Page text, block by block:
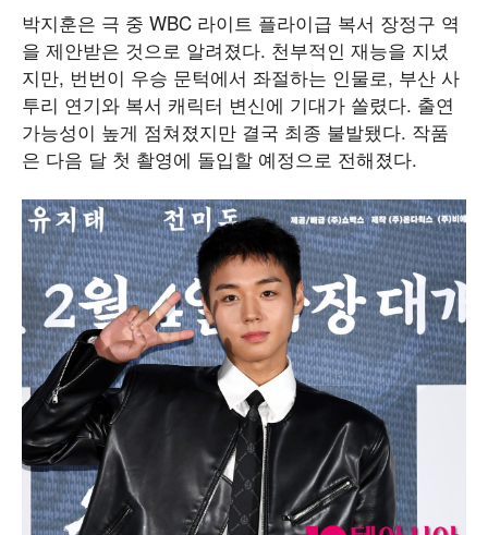
박지훈은 극 중 WBC 라이트 플라이급 복서 장정구 역
을 제안받은 것으로 알려졌다. 천부적인 재능을 지녔
지만, 번번이 우승 문턱에서 좌절하는 인물로, 부산 사
투리 연기와 복서 캐릭터 변신에 기대가 쏠렸다. 출연
가능성이 높게 점쳐졌지만 결국 최종 불발됐다. 작품
은 다음 달 첫 촬영에 돌입할 예정으로 전해졌다.